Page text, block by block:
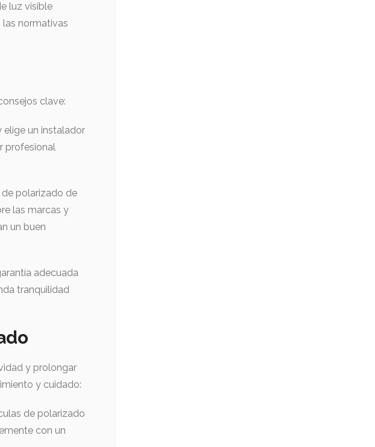
luz visible
las normativas
clave:
elige un instalador
profesional
polarizado de
las marcas y
un buen
adecuada
tranquilidad
y prolongar
y cuidado:
de polarizado
con un